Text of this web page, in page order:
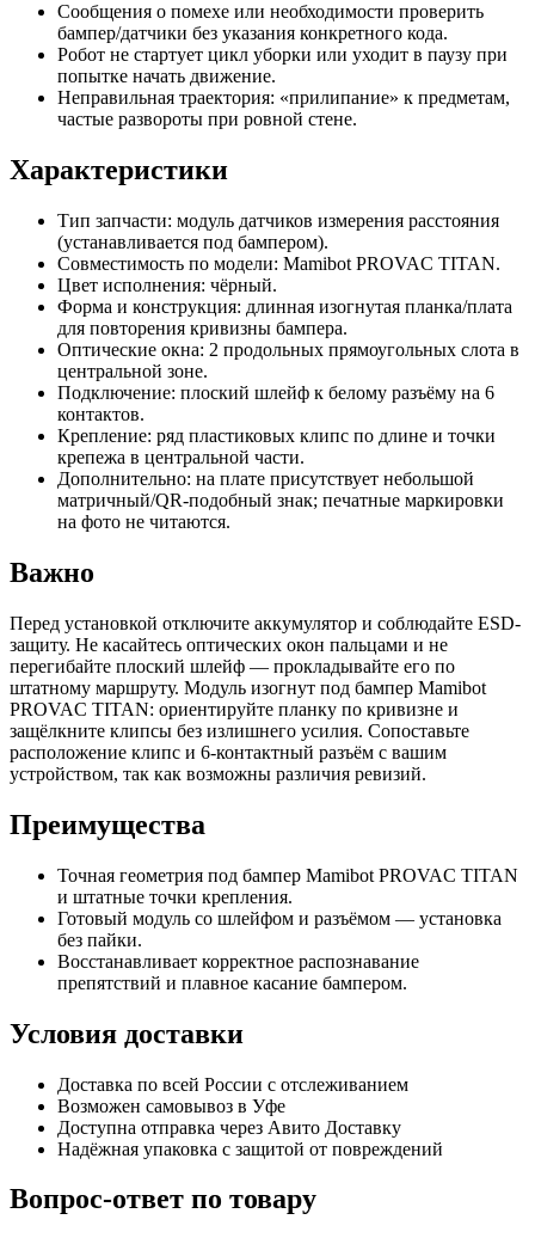
Сообщения о помехе или необходимости проверить
бампер/датчики без указания конкретного кода.
Робот не стартует цикл уборки или уходит в паузу при
попытке начать движение.
Неправильная траектория: «прилипание» к предметам,
частые развороты при ровной стене.
Характеристики
Тип запчасти: модуль датчиков измерения расстояния
(устанавливается под бампером).
Совместимость по модели: Mamibot PROVAC TITAN.
Цвет исполнения: чёрный.
Форма и конструкция: длинная изогнутая планка/плата
для повторения кривизны бампера.
Оптические окна: 2 продольных прямоугольных слота в
центральной зоне.
Подключение: плоский шлейф к белому разъёму на 6
контактов.
Крепление: ряд пластиковых клипс по длине и точки
крепежа в центральной части.
Дополнительно: на плате присутствует небольшой
матричный/QR-подобный знак; печатные маркировки
на фото не читаются.
Важно
Перед установкой отключите аккумулятор и соблюдайте ESD-
защиту. Не касайтесь оптических окон пальцами и не
перегибайте плоский шлейф — прокладывайте его по
штатному маршруту. Модуль изогнут под бампер Mamibot
PROVAC TITAN: ориентируйте планку по кривизне и
защёлкните клипсы без излишнего усилия. Сопоставьте
расположение клипс и 6‑контактный разъём с вашим
устройством, так как возможны различия ревизий.
Преимущества
Точная геометрия под бампер Mamibot PROVAC TITAN
и штатные точки крепления.
Готовый модуль со шлейфом и разъёмом — установка
без пайки.
Восстанавливает корректное распознавание
препятствий и плавное касание бампером.
Условия доставки
Доставка по всей России с отслеживанием
Возможен самовывоз в Уфе
Доступна отправка через Авито Доставку
Надёжная упаковка с защитой от повреждений
Вопрос-ответ по товару